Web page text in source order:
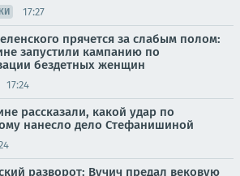
17:27
прячется за слабым полом:
запустили кампанию по
бездетных женщин
17:24
рассказали, какой удар по
нанесло дело Стефанишиной
разворот: Вучич предал вековую